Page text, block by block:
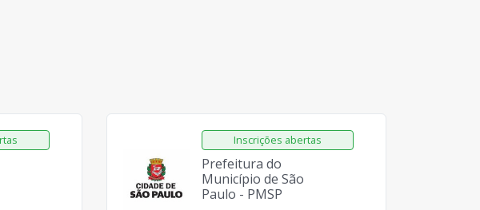
Prefeitura do
Município de São
Paulo - PMSP